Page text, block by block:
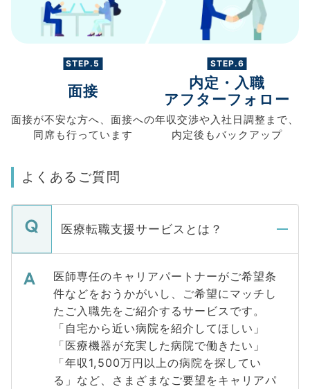
STEP.5
面接
面接が不安な方へ、 面接への
同席も行っています
STEP.6
内定・入職
アフターフォロー
年収交渉や 入社日調整まで、
内定後もバックアップ
よくあるご質問
医療転職支援サービスとは？
医師専任のキャリアパートナーがご希望条
件などをおうかがいし、ご希望にマッチし
たご入職先をご紹介するサービスです。
「自宅から近い病院を紹介してほしい」
「医療機器が充実した病院で働きたい」
「年収1,500万円以上の病院を探してい
る」など、さまざまなご要望をキャリアパ